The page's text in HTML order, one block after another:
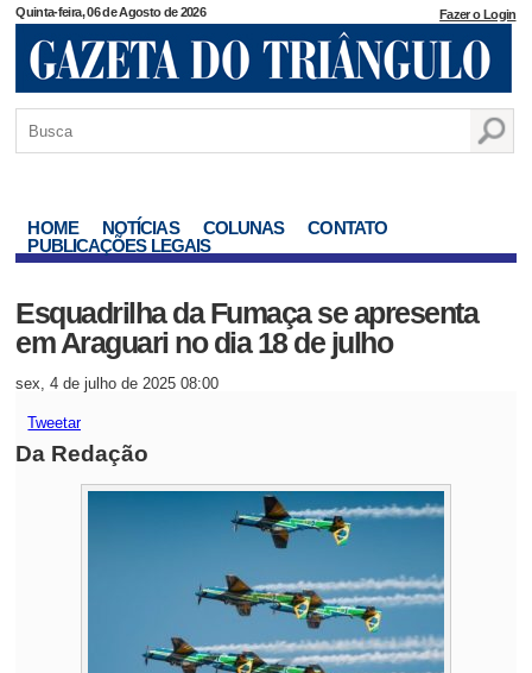
Quinta-feira, 06 de Agosto de 2026 Fazer o Login
HOME NOTÍCIAS COLUNAS
CONTATO
PUBLICAÇÕES LEGAIS
Esquadrilha da Fumaça se apresenta
em Araguari no dia 18 de julho
sex, 4 de julho de 2025 08:00
Tweetar
Da Redação